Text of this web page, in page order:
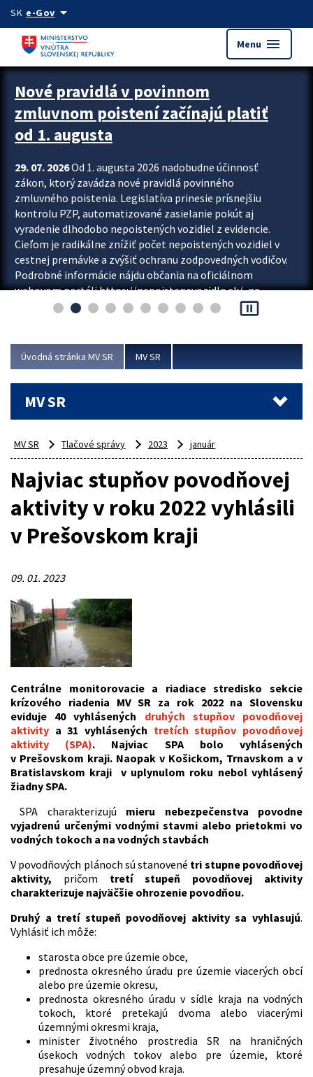
Preskocit na hlavný obsah
SK e-Govarrow_drop_down
Menu menu
Zastavit automatický posun upútavok
Nové pravidlá v povinnom
zmluvnom poistení začínajú platiť
od 1. augusta
29. 07. 2026Od 1. augusta 2026 nadobudne účinnosť
zákon, ktorý zavádza nové pravidlá povinného
zmluvného poistenia. Legislatíva prinesie prísnejšiu
kontrolu PZP, automatizované zasielanie pokút aj
vyradenie dlhodobo nepoistených vozidiel z evidencie.
Cieľom je radikálne znížiť počet nepoistených vozidiel v
cestnej premávke a zvýšiť ochranu zodpovedných vodičov.
Podrobné informácie nájdu občania na oficiálnom
webovom portáli https://nepoistenevozidlo.sk/, na
ktorom od augusta pribudne aj možnosť overiť si...
pause_presentation
Úvodná stránka MV SR MV SR
MV SR
MV SR Tlačové správy 2023 január
Najviac stupňov povodňovej
aktivity v roku 2022 vyhlásili
v Prešovskom kraji
09. 01. 2023
Centrálne monitorovacie a riadiace stredisko sekcie
krízového riadenia MV SR za rok 2022 na Slovensku
eviduje 40 vyhlásených druhých stupňov povodňovej
aktivity a 31 vyhlásených tretích stupňov povodňovej
aktivity (SPA). Najviac SPA bolo vyhlásených
v Prešovskom kraji. Naopak v Košickom, Trnavskom a v
Bratislavskom kraji v uplynulom roku nebol vyhlásený
žiadny SPA.
SPA charakterizujú mieru nebezpečenstva povodne
vyjadrenú určenými vodnými stavmi alebo prietokmi vo
vodných tokoch a na vodných stavbách
V povodňových plánoch sú stanovené tri stupne povodňovej
aktivity, pričom tretí
stupeň povodňovej aktivity
charakterizuje najväčšie ohrozenie povodňou.
Druhý a tretí stupeň povodňovej aktivity sa vyhlasujú.
Vyhlásiť ich môže:
starosta obce pre územie obce,
prednosta okresného úradu pre územie viacerých obcí
alebo pre územie okresu,
prednosta okresného úradu v sídle kraja na vodných
tokoch, ktoré pretekajú dvoma alebo viacerými
územnými okresmi kraja,
minister životného prostredia SR na hraničných
úsekoch vodných tokov alebo pre územie, ktoré
presahuje územný obvod kraja.